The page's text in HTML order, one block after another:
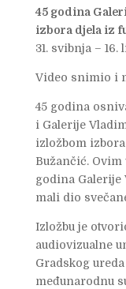
45 godina
izbora djela iz
31. svibnja – 16.
Video snimio i
45 godina
i Galerije
izložbom
Bužančić.
godina
mali dio
Izložbu je
audiovizualne
Gradskog
međunarodnu